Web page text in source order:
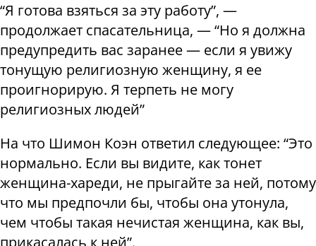
“Я готова взяться за эту работу”, —
продолжает спасательница, — “Но я должна
предупредить вас заранее — если я увижу
тонущую религиозную женщину, я ее
проигнорирую. Я терпеть не могу
религиозных людей”
На что Шимон Коэн ответил следующее: “Это
нормально. Если вы видите, как тонет
женщина-хареди, не прыгайте за ней, потому
что мы предпочли бы, чтобы она утонула,
чем чтобы такая нечистая женщина, как вы,